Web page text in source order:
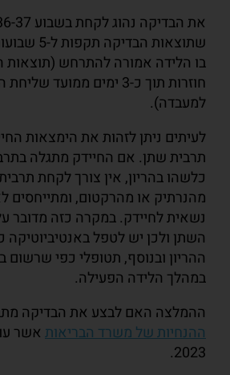
שתוצאות
בו הלידה אמורה להתרחש (תוצאות
חוזרות תוך כ-3 ימים ממועד
למעבדה).
לעיתים ניתן לזהות את הימצאות
תרבית שתן. אם החיידק מתגלה
כלשהו בהריון, אין צורך לקחת
מהנרתיק או מהרקטום,
נשאית לחיידק. במקרה כזה מדובר
השתן ולכן יש לטפל באנטיביוטיקה
ההריון ובנוסף, תטופלי כפי
במהלך הלידה הפעילה.
ההמלצה האם לבצע את הבדיקה
ההנחיות של משרד הבריאות אשר
2023.